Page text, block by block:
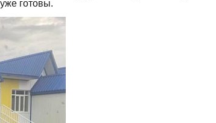
готовы.